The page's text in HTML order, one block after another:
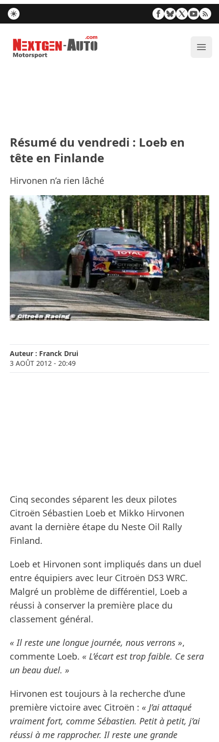
Nextgen-Auto.com
Résumé du vendredi : Loeb en
tête en Finlande
Hirvonen n’a rien lâché
Auteur : Franck Drui
3 AOÛT 2012 - 20:49
Cinq secondes séparent les deux pilotes
Citroën Sébastien Loeb et Mikko Hirvonen
avant la dernière étape du Neste Oil Rally
Finland.
Loeb et Hirvonen sont impliqués dans un duel
entre équipiers avec leur Citroën DS3 WRC.
Malgré un problème de différentiel, Loeb a
réussi à conserver la première place du
classement général.
« Il reste une longue journée, nous verrons »,
commente Loeb. « L’écart est trop faible. Ce sera
un beau duel. »
Hirvonen est toujours à la recherche d’une
première victoire avec Citroën : « J’ai attaqué
vraiment fort, comme Sébastien. Petit à petit, j’ai
réussi à me rapprocher. Il reste une grande